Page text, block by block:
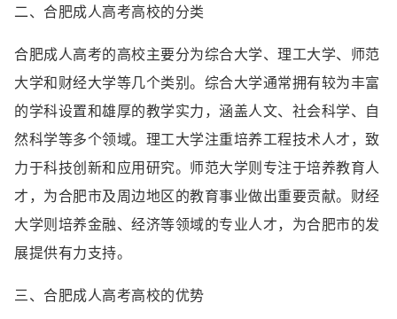
二、合肥成人高考高校的分类
合肥成人高考的高校主要分为综合大学、理工大学、师范
大学和财经大学等几个类别。综合大学通常拥有较为丰富
的学科设置和雄厚的教学实力，涵盖人文、社会科学、自
然科学等多个领域。理工大学注重培养工程技术人才，致
力于科技创新和应用研究。师范大学则专注于培养教育人
才，为合肥市及周边地区的教育事业做出重要贡献。财经
大学则培养金融、经济等领域的专业人才，为合肥市的发
展提供有力支持。
三、合肥成人高考高校的优势